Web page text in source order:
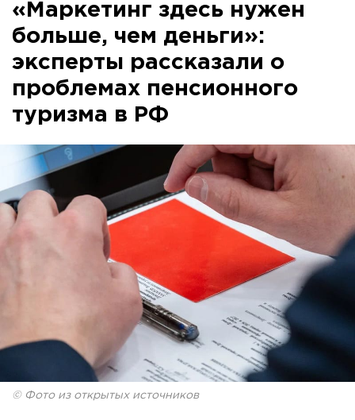
«Маркетинг здесь нужен
больше, чем деньги»:
эксперты рассказали о
проблемах пенсионного
туризма в РФ
© Фото из открытых источников